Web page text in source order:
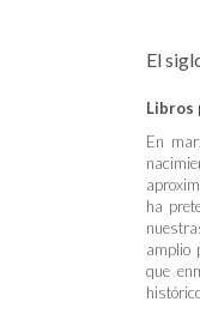
El
Libros
En
ha
amplio
que